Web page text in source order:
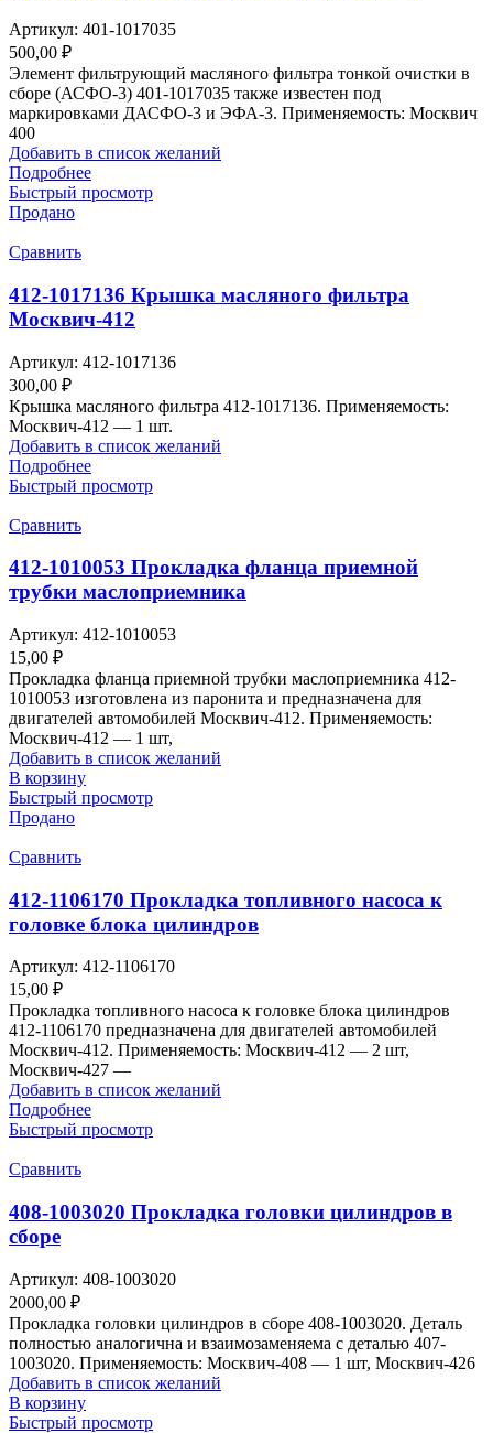
Артикул: 401-1017035
500,00 ₽
Элемент фильтрующий масляного фильтра тонкой очистки в
сборе (АСФО-3) 401-1017035 также известен под
маркировками ДАСФО-3 и ЭФА-3. Применяемость: Москвич
400
Добавить в список желаний
Подробнее
Быстрый просмотр
Продано
Сравнить
412-1017136 Крышка масляного фильтра
Москвич-412
Артикул: 412-1017136
300,00 ₽
Крышка масляного фильтра 412-1017136. Применяемость:
Москвич-412 — 1 шт.
Добавить в список желаний
Подробнее
Быстрый просмотр
Сравнить
412-1010053 Прокладка фланца приемной
трубки маслоприемника
Артикул: 412-1010053
15,00 ₽
Прокладка фланца приемной трубки маслоприемника 412-
1010053 изготовлена из паронита и предназначена для
двигателей автомобилей Москвич-412. Применяемость:
Москвич-412 — 1 шт,
Добавить в список желаний
В корзину
Быстрый просмотр
Продано
Сравнить
412-1106170 Прокладка топливного насоса к
головке блока цилиндров
Артикул: 412-1106170
15,00 ₽
Прокладка топливного насоса к головке блока цилиндров
412-1106170 предназначена для двигателей автомобилей
Москвич-412. Применяемость: Москвич-412 — 2 шт,
Москвич-427 —
Добавить в список желаний
Подробнее
Быстрый просмотр
Сравнить
408-1003020 Прокладка головки цилиндров в
сборе
Артикул: 408-1003020
2000,00 ₽
Прокладка головки цилиндров в сборе 408-1003020. Деталь
полностью аналогична и взаимозаменяема с деталью 407-
1003020. Применяемость: Москвич-408 — 1 шт, Москвич-426
Добавить в список желаний
В корзину
Быстрый просмотр